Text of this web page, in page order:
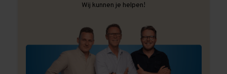
Wij kunnen je helpen!